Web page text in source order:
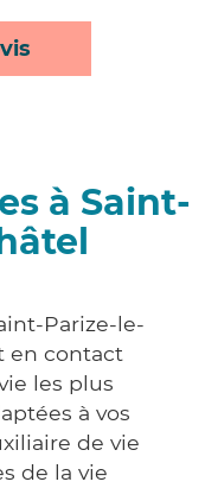
à Saint-
Parize-le-
en contact
les plus
à vos
de vie
de la vie